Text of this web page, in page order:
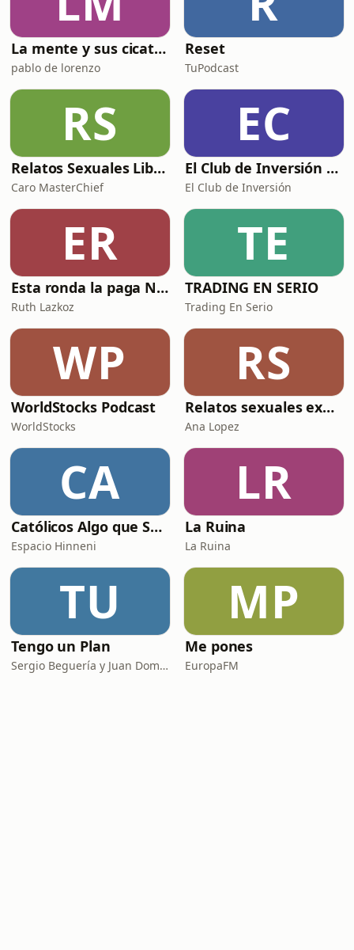
✅ Por qué Adam si
La mente y sus cicatrices
pablo de lorenzo
Reset
TuPodcast
RS
Relatos Sexuales Liberales
Caro MasterChief
EC
El Club de Inversión podcast
El Club de Inversión
ER
Esta ronda la paga Newton
Ruth Lazkoz
TE
TRADING EN SERIO
Trading En Serio
WP
WorldStocks Podcast
WorldStocks
RS
Relatos sexuales explícitos
Ana Lopez
CA
Católicos Algo que Saber
Espacio Hinneni
LR
La Ruina
La Ruina
TU
Tengo un Plan
Sergio Beguería y Juan Domínguez
MP
Me pones
EuropaFM